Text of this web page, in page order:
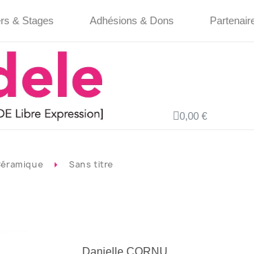
& Stages Adhésions & Dons
0,00 €
Sans titre